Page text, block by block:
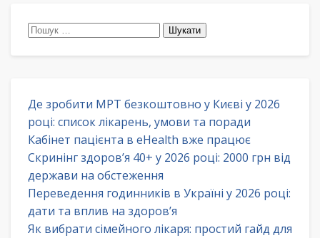
Пошук:
Де зробити МРТ безкоштовно у Києві у 2026
році: список лікарень, умови та поради
Кабінет пацієнта в eHealth вже працює
Скринінг здоров’я 40+ у 2026 році: 2000 грн від
держави на обстеження
Переведення годинників в Україні у 2026 році:
дати та вплив на здоров’я
Як вибрати сімейного лікаря: простий гайд для